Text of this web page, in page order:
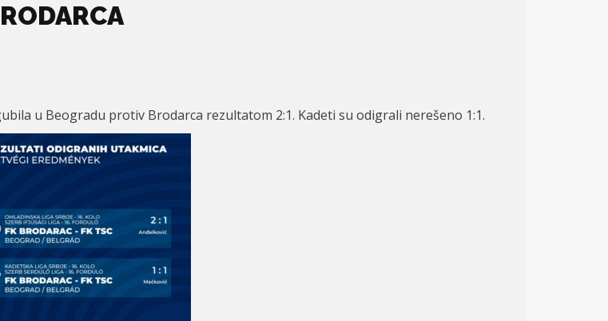
u Beogradu protiv Brodarca rezultatom 2:1. Kadeti su odigrali nerešeno 1:1.